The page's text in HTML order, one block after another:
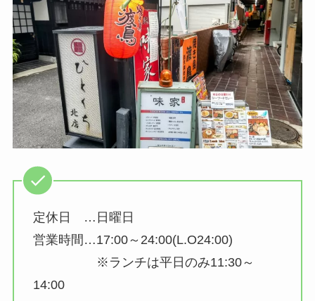
定休日 …日曜日
営業時間…17:00～24:00(L.O24:00)
※ランチは平日のみ11:30～
14:00